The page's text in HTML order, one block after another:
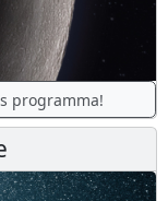
programma!